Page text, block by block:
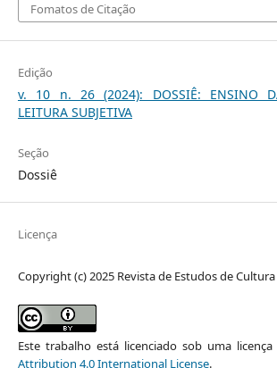
Fomatos de Citação
Edição
v. 10 n. 26 (2024): DOSSIÊ: ENSINO
LEITURA SUBJETIVA
Seção
Dossiê
Licença
Copyright (c) 2025 Revista de Estudos de Cultura
Este trabalho está licenciado sob uma
Attribution 4.0 International License.